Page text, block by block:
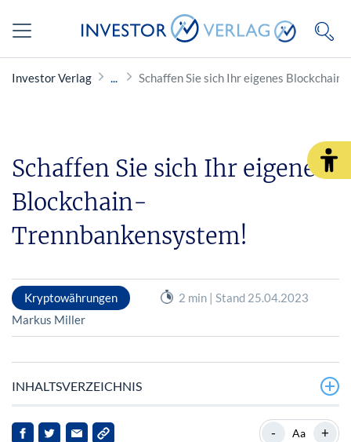
Investor Verlag Schaffen Sie sich Ihr eigenes
Schaffen Sie sich Ihr eigenes
Blockchain-
Trennbankensystem!
Kryptowährungen
2 min | Stand 25.04.2023
Markus Miller
INHALTSVERZEICHNIS
Das US-Trennbankensystem: *1933 +1999
- Aa +